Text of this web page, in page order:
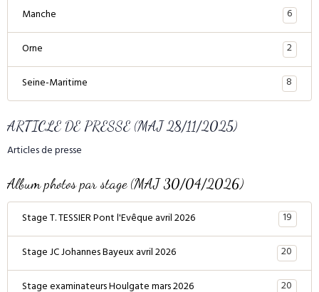
Manche
6
Orne
2
Seine-Maritime
8
ARTICLE DE PRESSE (MAJ 28/11/2025)
Articles de presse
Album photos par stage (MAJ 30/04/2026)
Stage T. TESSIER Pont l'Evêque avril 2026
19
Stage JC Johannes Bayeux avril 2026
20
Stage examinateurs Houlgate mars 2026
20